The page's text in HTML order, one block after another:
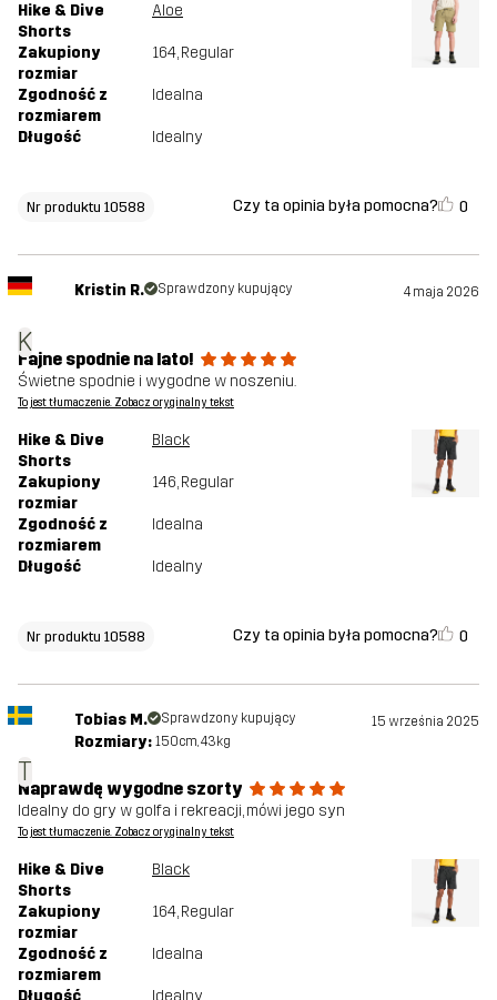
Hike & Dive
Shorts
Aloe
Zakupiony
rozmiar
164, Regular
Zgodność z
rozmiarem
Idealna
Długość Idealny
Nr produktu 10588 Czy ta opinia była pomocna? 0
K
Kristin R. Sprawdzony kupujący 4 maja 2026
Fajne spodnie na lato!
Świetne spodnie i wygodne w noszeniu.
To jest tłumaczenie. Zobacz oryginalny tekst
Hike & Dive
Shorts
Black
Zakupiony
rozmiar
146, Regular
Zgodność z
rozmiarem
Idealna
Długość Idealny
Nr produktu 10588 Czy ta opinia była pomocna? 0
T
Tobias M. Sprawdzony kupujący 15 września 2025
Rozmiary: 150cm, 43kg
Naprawdę wygodne szorty
Idealny do gry w golfa i rekreacji, mówi jego syn
To jest tłumaczenie. Zobacz oryginalny tekst
Hike & Dive
Shorts
Black
Zakupiony
rozmiar
164, Regular
Zgodność z
rozmiarem
Idealna